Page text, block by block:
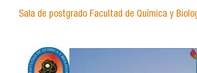
Sala de postgrado Facultad de Química y
thezebrafish.jpg